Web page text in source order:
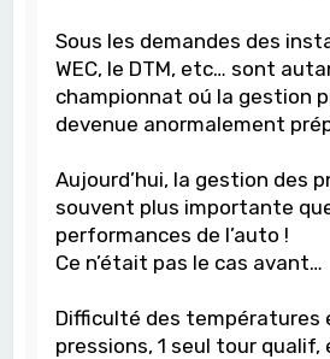
Sous les demandes des
WEC, le DTM, etc… sont
championnat oú la gestion
devenue anormalement
Aujourd’hui, la gestion des
souvent plus importante
performances de l’auto !
Ce n’était pas le cas avant…
Difficulté des températures
pressions, 1 seul tour